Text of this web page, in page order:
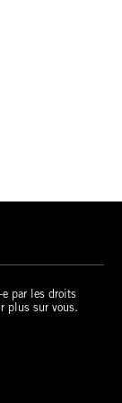
par les droits
plus sur vous.